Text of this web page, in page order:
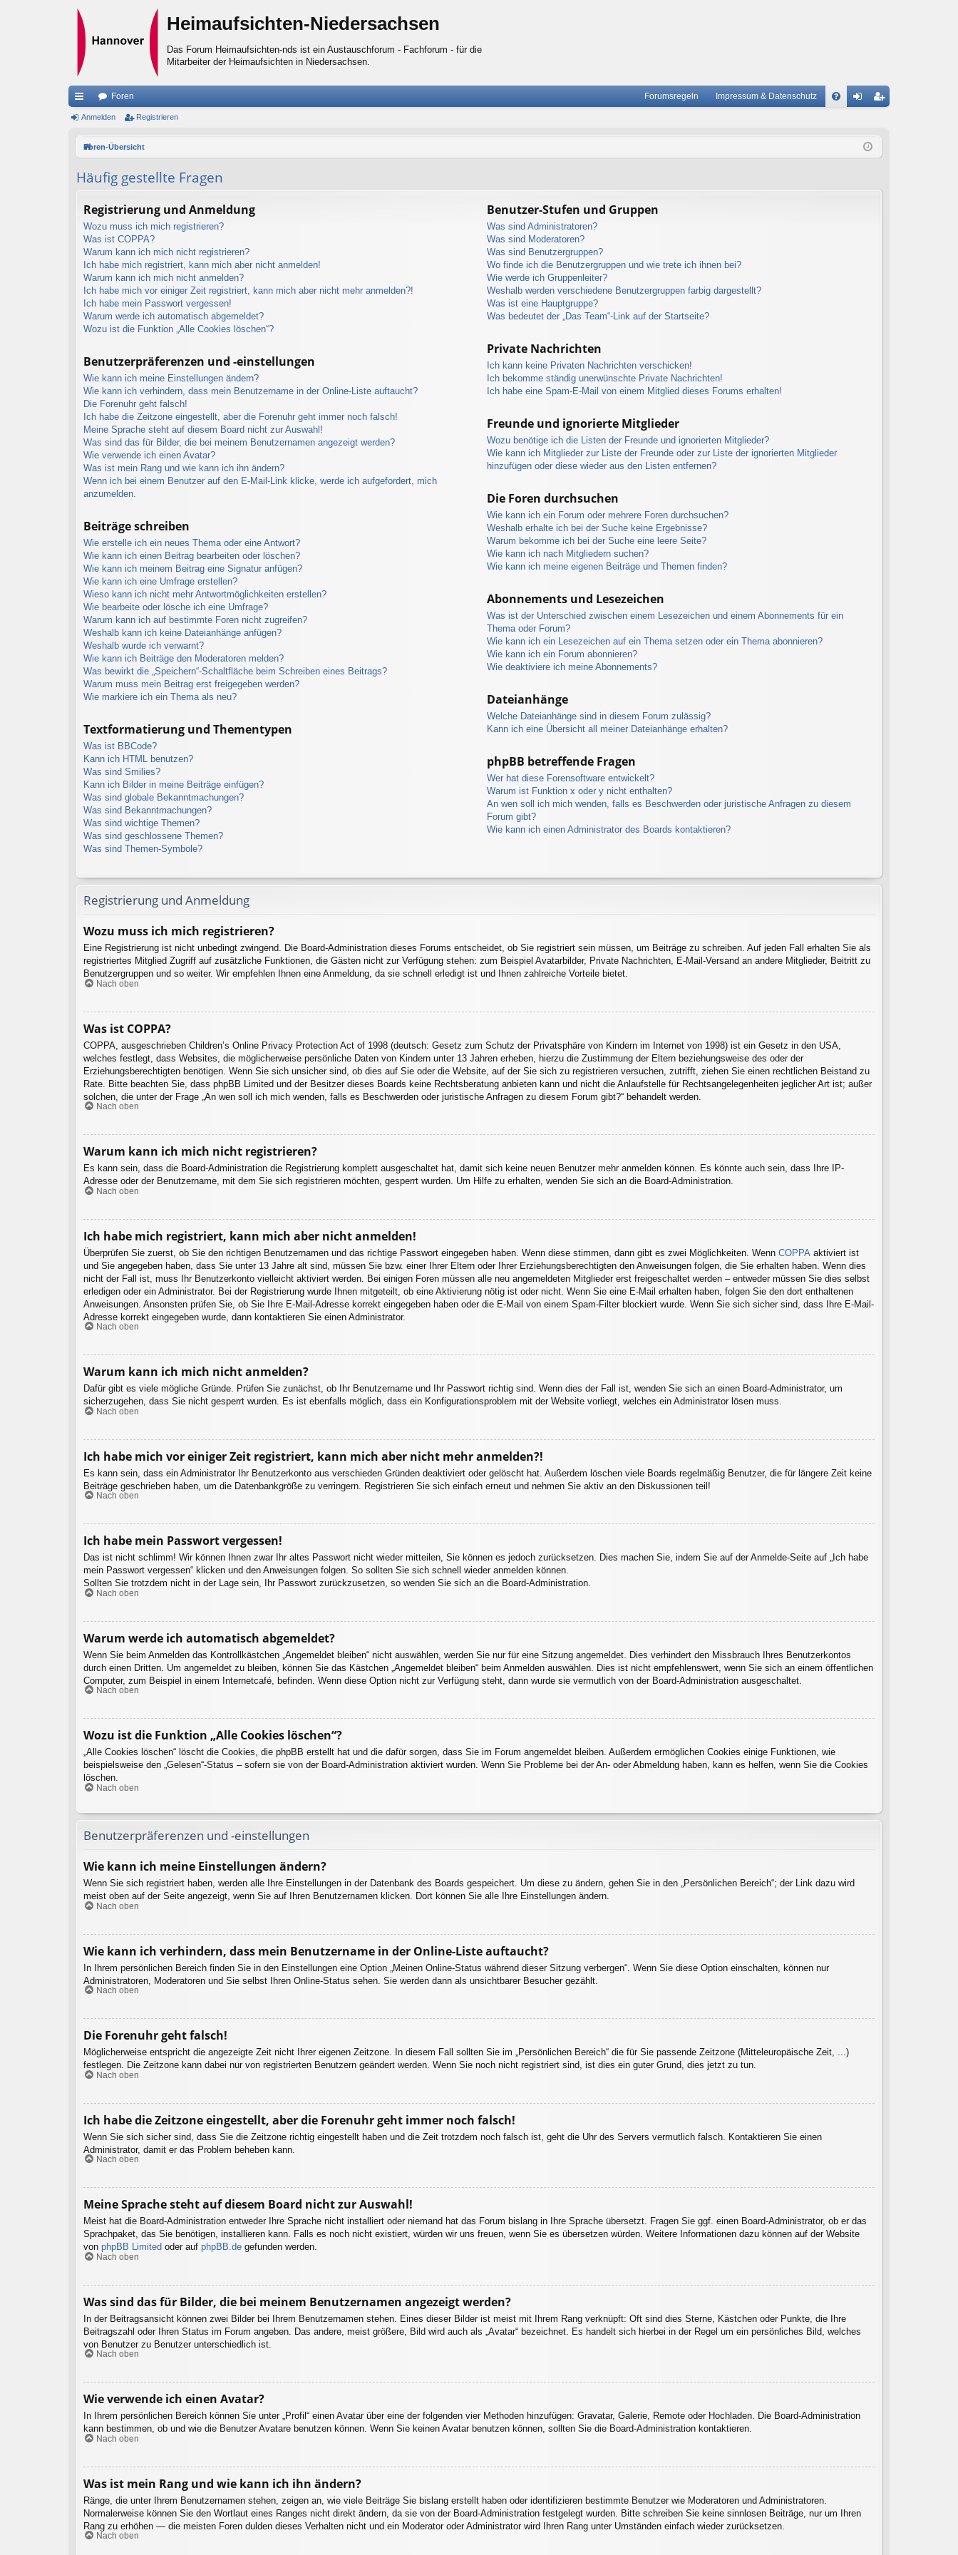
Heimaufsichten-Niedersachsen
Das Forum Heimaufsichten-nds ist ein Austauschforum - Fachforum - für die
Mitarbeiter der Heimaufsichten in Niedersachsen.
S
ch
llz
ug
Foren Forumsregeln Impressum & Datenschutz
el
ist
rie
Anmelden Registrieren
Foren-Übersicht
Häufig gestellte Fragen
Registrierung und Anmeldung
Wozu muss ich mich registrieren?
Was ist COPPA?
Warum kann ich mich nicht registrieren?
Ich habe mich registriert, kann mich aber nicht anmelden!
Warum kann ich mich nicht anmelden?
Ich habe mich vor einiger Zeit registriert, kann mich aber nicht mehr anmelden?!
Ich habe mein Passwort vergessen!
Warum werde ich automatisch abgemeldet?
Wozu ist die Funktion „Alle Cookies löschen“?
Benutzerpräferenzen und -einstellungen
Wie kann ich meine Einstellungen ändern?
Wie kann ich verhindern, dass mein Benutzername in der Online-Liste auftaucht?
Die Forenuhr geht falsch!
Ich habe die Zeitzone eingestellt, aber die Forenuhr geht immer noch falsch!
Meine Sprache steht auf diesem Board nicht zur Auswahl!
Was sind das für Bilder, die bei meinem Benutzernamen angezeigt werden?
Wie verwende ich einen Avatar?
Was ist mein Rang und wie kann ich ihn ändern?
Wenn ich bei einem Benutzer auf den E-Mail-Link klicke, werde ich aufgefordert, mich
anzumelden.
Beiträge schreiben
Wie erstelle ich ein neues Thema oder eine Antwort?
Wie kann ich einen Beitrag bearbeiten oder löschen?
Wie kann ich meinem Beitrag eine Signatur anfügen?
Wie kann ich eine Umfrage erstellen?
Wieso kann ich nicht mehr Antwortmöglichkeiten erstellen?
Wie bearbeite oder lösche ich eine Umfrage?
Warum kann ich auf bestimmte Foren nicht zugreifen?
Weshalb kann ich keine Dateianhänge anfügen?
Weshalb wurde ich verwarnt?
Wie kann ich Beiträge den Moderatoren melden?
Was bewirkt die „Speichern“-Schaltfläche beim Schreiben eines Beitrags?
Warum muss mein Beitrag erst freigegeben werden?
Wie markiere ich ein Thema als neu?
Textformatierung und Thementypen
Was ist BBCode?
Kann ich HTML benutzen?
Was sind Smilies?
Kann ich Bilder in meine Beiträge einfügen?
Was sind globale Bekanntmachungen?
Was sind Bekanntmachungen?
Was sind wichtige Themen?
Was sind geschlossene Themen?
Was sind Themen-Symbole?
Benutzer-Stufen und Gruppen
Was sind Administratoren?
Was sind Moderatoren?
Was sind Benutzergruppen?
Wo finde ich die Benutzergruppen und wie trete ich ihnen bei?
Wie werde ich Gruppenleiter?
Weshalb werden verschiedene Benutzergruppen farbig dargestellt?
Was ist eine Hauptgruppe?
Was bedeutet der „Das Team“-Link auf der Startseite?
Private Nachrichten
Ich kann keine Privaten Nachrichten verschicken!
Ich bekomme ständig unerwünschte Private Nachrichten!
Ich habe eine Spam-E-Mail von einem Mitglied dieses Forums erhalten!
Freunde und ignorierte Mitglieder
Wozu benötige ich die Listen der Freunde und ignorierten Mitglieder?
Wie kann ich Mitglieder zur Liste der Freunde oder zur Liste der ignorierten Mitglieder
hinzufügen oder diese wieder aus den Listen entfernen?
Die Foren durchsuchen
Wie kann ich ein Forum oder mehrere Foren durchsuchen?
Weshalb erhalte ich bei der Suche keine Ergebnisse?
Warum bekomme ich bei der Suche eine leere Seite?
Wie kann ich nach Mitgliedern suchen?
Wie kann ich meine eigenen Beiträge und Themen finden?
Abonnements und Lesezeichen
Was ist der Unterschied zwischen einem Lesezeichen und einem Abonnements für ein
Thema oder Forum?
Wie kann ich ein Lesezeichen auf ein Thema setzen oder ein Thema abonnieren?
Wie kann ich ein Forum abonnieren?
Wie deaktiviere ich meine Abonnements?
Dateianhänge
Welche Dateianhänge sind in diesem Forum zulässig?
Kann ich eine Übersicht all meiner Dateianhänge erhalten?
phpBB betreffende Fragen
Wer hat diese Forensoftware entwickelt?
Warum ist Funktion x oder y nicht enthalten?
An wen soll ich mich wenden, falls es Beschwerden oder juristische Anfragen zu diesem
Forum gibt?
Wie kann ich einen Administrator des Boards kontaktieren?
Registrierung und Anmeldung
Wozu muss ich mich registrieren?
Eine Registrierung ist nicht unbedingt zwingend. Die Board-Administration dieses Forums entscheidet, ob Sie registriert sein müssen, um Beiträge zu schreiben. Auf jeden Fall erhalten Sie als
registriertes Mitglied Zugriff auf zusätzliche Funktionen, die Gästen nicht zur Verfügung stehen: zum Beispiel Avatarbilder, Private Nachrichten, E-Mail-Versand an andere Mitglieder, Beitritt zu
Benutzergruppen und so weiter. Wir empfehlen Ihnen eine Anmeldung, da sie schnell erledigt ist und Ihnen zahlreiche Vorteile bietet.
Nach oben
Was ist COPPA?
COPPA, ausgeschrieben Children’s Online Privacy Protection Act of 1998 (deutsch: Gesetz zum Schutz der Privatsphäre von Kindern im Internet von 1998) ist ein Gesetz in den USA,
welches festlegt, dass Websites, die möglicherweise persönliche Daten von Kindern unter 13 Jahren erheben, hierzu die Zustimmung der Eltern beziehungsweise des oder der
Erziehungsberechtigten benötigen. Wenn Sie sich unsicher sind, ob dies auf Sie oder die Website, auf der Sie sich zu registrieren versuchen, zutrifft, ziehen Sie einen rechtlichen Beistand zu
Rate. Bitte beachten Sie, dass phpBB Limited und der Besitzer dieses Boards keine Rechtsberatung anbieten kann und nicht die Anlaufstelle für Rechtsangelegenheiten jeglicher Art ist; außer
solchen, die unter der Frage „An wen soll ich mich wenden, falls es Beschwerden oder juristische Anfragen zu diesem Forum gibt?“ behandelt werden.
Nach oben
Warum kann ich mich nicht registrieren?
Es kann sein, dass die Board-Administration die Registrierung komplett ausgeschaltet hat, damit sich keine neuen Benutzer mehr anmelden können. Es könnte auch sein, dass Ihre IP-
Adresse oder der Benutzername, mit dem Sie sich registrieren möchten, gesperrt wurden. Um Hilfe zu erhalten, wenden Sie sich an die Board-Administration.
Nach oben
Ich habe mich registriert, kann mich aber nicht anmelden!
Überprüfen Sie zuerst, ob Sie den richtigen Benutzernamen und das richtige Passwort eingegeben haben. Wenn diese stimmen, dann gibt es zwei Möglichkeiten. Wenn COPPA aktiviert ist
und Sie angegeben haben, dass Sie unter 13 Jahre alt sind, müssen Sie bzw. einer Ihrer Eltern oder Ihrer Erziehungsberechtigten den Anweisungen folgen, die Sie erhalten haben. Wenn dies
nicht der Fall ist, muss Ihr Benutzerkonto vielleicht aktiviert werden. Bei einigen Foren müssen alle neu angemeldeten Mitglieder erst freigeschaltet werden – entweder müssen Sie dies selbst
erledigen oder ein Administrator. Bei der Registrierung wurde Ihnen mitgeteilt, ob eine Aktivierung nötig ist oder nicht. Wenn Sie eine E-Mail erhalten haben, folgen Sie den dort enthaltenen
Anweisungen. Ansonsten prüfen Sie, ob Sie Ihre E-Mail-Adresse korrekt eingegeben haben oder die E-Mail von einem Spam-Filter blockiert wurde. Wenn Sie sich sicher sind, dass Ihre E-Mail-
Adresse korrekt eingegeben wurde, dann kontaktieren Sie einen Administrator.
Nach oben
Warum kann ich mich nicht anmelden?
Dafür gibt es viele mögliche Gründe. Prüfen Sie zunächst, ob Ihr Benutzername und Ihr Passwort richtig sind. Wenn dies der Fall ist, wenden Sie sich an einen Board-Administrator, um
sicherzugehen, dass Sie nicht gesperrt wurden. Es ist ebenfalls möglich, dass ein Konfigurationsproblem mit der Website vorliegt, welches ein Administrator lösen muss.
Nach oben
Ich habe mich vor einiger Zeit registriert, kann mich aber nicht mehr anmelden?!
Es kann sein, dass ein Administrator Ihr Benutzerkonto aus verschieden Gründen deaktiviert oder gelöscht hat. Außerdem löschen viele Boards regelmäßig Benutzer, die für längere Zeit keine
Beiträge geschrieben haben, um die Datenbankgröße zu verringern. Registrieren Sie sich einfach erneut und nehmen Sie aktiv an den Diskussionen teil!
Nach oben
Ich habe mein Passwort vergessen!
Das ist nicht schlimm! Wir können Ihnen zwar Ihr altes Passwort nicht wieder mitteilen, Sie können es jedoch zurücksetzen. Dies machen Sie, indem Sie auf der Anmelde-Seite auf „Ich habe
mein Passwort vergessen“ klicken und den Anweisungen folgen. So sollten Sie sich schnell wieder anmelden können.
Sollten Sie trotzdem nicht in der Lage sein, Ihr Passwort zurückzusetzen, so wenden Sie sich an die Board-Administration.
Nach oben
Warum werde ich automatisch abgemeldet?
Wenn Sie beim Anmelden das Kontrollkästchen „Angemeldet bleiben“ nicht auswählen, werden Sie nur für eine Sitzung angemeldet. Dies verhindert den Missbrauch Ihres Benutzerkontos
durch einen Dritten. Um angemeldet zu bleiben, können Sie das Kästchen „Angemeldet bleiben“ beim Anmelden auswählen. Dies ist nicht empfehlenswert, wenn Sie sich an einem öffentlichen
Computer, zum Beispiel in einem Internetcafé, befinden. Wenn diese Option nicht zur Verfügung steht, dann wurde sie vermutlich von der Board-Administration ausgeschaltet.
Nach oben
Wozu ist die Funktion „Alle Cookies löschen“?
„Alle Cookies löschen“ löscht die Cookies, die phpBB erstellt hat und die dafür sorgen, dass Sie im Forum angemeldet bleiben. Außerdem ermöglichen Cookies einige Funktionen, wie
beispielsweise den „Gelesen“-Status – sofern sie von der Board-Administration aktiviert wurden. Wenn Sie Probleme bei der An- oder Abmeldung haben, kann es helfen, wenn Sie die Cookies
löschen.
Nach oben
Benutzerpräferenzen und -einstellungen
Wie kann ich meine Einstellungen ändern?
Wenn Sie sich registriert haben, werden alle Ihre Einstellungen in der Datenbank des Boards gespeichert. Um diese zu ändern, gehen Sie in den „Persönlichen Bereich“; der Link dazu wird
meist oben auf der Seite angezeigt, wenn Sie auf Ihren Benutzernamen klicken. Dort können Sie alle Ihre Einstellungen ändern.
Nach oben
Wie kann ich verhindern, dass mein Benutzername in der Online-Liste auftaucht?
In Ihrem persönlichen Bereich finden Sie in den Einstellungen eine Option „Meinen Online-Status während dieser Sitzung verbergen“. Wenn Sie diese Option einschalten, können nur
Administratoren, Moderatoren und Sie selbst Ihren Online-Status sehen. Sie werden dann als unsichtbarer Besucher gezählt.
Nach oben
Die Forenuhr geht falsch!
Möglicherweise entspricht die angezeigte Zeit nicht Ihrer eigenen Zeitzone. In diesem Fall sollten Sie im „Persönlichen Bereich“ die für Sie passende Zeitzone (Mitteleuropäische Zeit, ...)
festlegen. Die Zeitzone kann dabei nur von registrierten Benutzern geändert werden. Wenn Sie noch nicht registriert sind, ist dies ein guter Grund, dies jetzt zu tun.
Nach oben
Ich habe die Zeitzone eingestellt, aber die Forenuhr geht immer noch falsch!
Wenn Sie sich sicher sind, dass Sie die Zeitzone richtig eingestellt haben und die Zeit trotzdem noch falsch ist, geht die Uhr des Servers vermutlich falsch. Kontaktieren Sie einen
Administrator, damit er das Problem beheben kann.
Nach oben
Meine Sprache steht auf diesem Board nicht zur Auswahl!
Meist hat die Board-Administration entweder Ihre Sprache nicht installiert oder niemand hat das Forum bislang in Ihre Sprache übersetzt. Fragen Sie ggf. einen Board-Administrator, ob er das
Sprachpaket, das Sie benötigen, installieren kann. Falls es noch nicht existiert, würden wir uns freuen, wenn Sie es übersetzen würden. Weitere Informationen dazu können auf der Website
von phpBB Limited oder auf phpBB.de gefunden werden.
Nach oben
Was sind das für Bilder, die bei meinem Benutzernamen angezeigt werden?
In der Beitragsansicht können zwei Bilder bei Ihrem Benutzernamen stehen. Eines dieser Bilder ist meist mit Ihrem Rang verknüpft: Oft sind dies Sterne, Kästchen oder Punkte, die Ihre
Beitragszahl oder Ihren Status im Forum angeben. Das andere, meist größere, Bild wird auch als „Avatar“ bezeichnet. Es handelt sich hierbei in der Regel um ein persönliches Bild, welches
von Benutzer zu Benutzer unterschiedlich ist.
Nach oben
Wie verwende ich einen Avatar?
In Ihrem persönlichen Bereich können Sie unter „Profil“ einen Avatar über eine der folgenden vier Methoden hinzufügen: Gravatar, Galerie, Remote oder Hochladen. Die Board-Administration
kann bestimmen, ob und wie die Benutzer Avatare benutzen können. Wenn Sie keinen Avatar benutzen können, sollten Sie die Board-Administration kontaktieren.
Nach oben
Was ist mein Rang und wie kann ich ihn ändern?
Ränge, die unter Ihrem Benutzernamen stehen, zeigen an, wie viele Beiträge Sie bislang erstellt haben oder identifizieren bestimmte Benutzer wie Moderatoren und Administratoren.
Normalerweise können Sie den Wortlaut eines Ranges nicht direkt ändern, da sie von der Board-Administration festgelegt wurden. Bitte schreiben Sie keine sinnlosen Beiträge, nur um Ihren
Rang zu erhöhen — die meisten Foren dulden dieses Verhalten nicht und ein Moderator oder Administrator wird Ihren Rang unter Umständen einfach wieder zurücksetzen.
Nach oben